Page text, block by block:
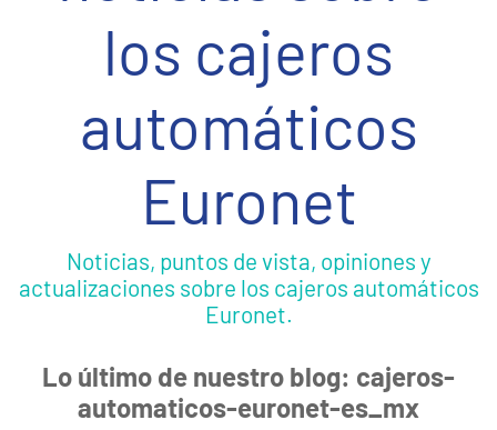
los cajeros
automáticos
Euronet
Noticias, puntos de vista, opiniones y
actualizaciones sobre los cajeros automáticos
Euronet.
Lo último de nuestro blog: cajeros-
automaticos-euronet-es_mx